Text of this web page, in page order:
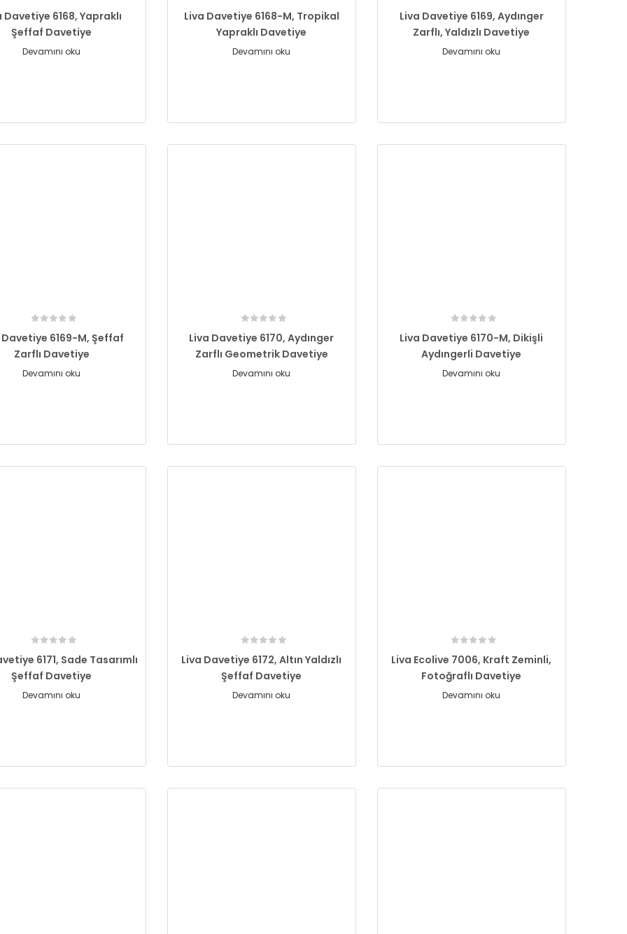
Davetiye 6168, Yapraklı
Şeffaf Davetiye
Devamını oku
Liva Davetiye 6168-M, Tropikal
Yapraklı Davetiye
Devamını oku
Liva Davetiye 6169, Aydınger
Zarflı, Yaldızlı Davetiye
Devamını oku
Davetiye 6169-M, Şeffaf
Zarflı Davetiye
Devamını oku
Liva Davetiye 6170, Aydınger
Zarflı Geometrik Davetiye
Devamını oku
Liva Davetiye 6170-M, Dikişli
Aydıngerli Davetiye
Devamını oku
6171, Sade Tasarımlı
Şeffaf Davetiye
Devamını oku
Liva Davetiye 6172, Altın Yaldızlı
Şeffaf Davetiye
Devamını oku
Liva Ecolive 7006, Kraft Zeminli,
Fotoğraflı Davetiye
Devamını oku